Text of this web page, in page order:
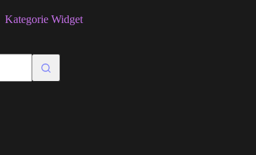
Kategorie Widget